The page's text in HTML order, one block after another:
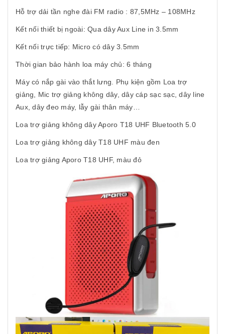
Hỗ trợ dải tần nghe đài FM radio : 87,5MHz – 108MHz
Kết nối thiết bị ngoài: Qua dây Aux Line in 3.5mm
Kết nối trực tiếp: Micro có dây 3.5mm
Thời gian bảo hành loa máy chủ: 6 tháng
Máy có nắp gài vào thắt lưng. Phụ kiện gồm Loa trợ
giảng, Mic trợ giảng không dây, dây cáp sạc sạc, dây line
Aux, dây đeo máy, lẫy gài thân máy…
Loa trợ giảng không dây Aporo T18 UHF Bluetooth 5.0
Loa trợ giảng không dây T18 UHF màu đen
Loa trợ giảng Aporo T18 UHF, màu đỏ